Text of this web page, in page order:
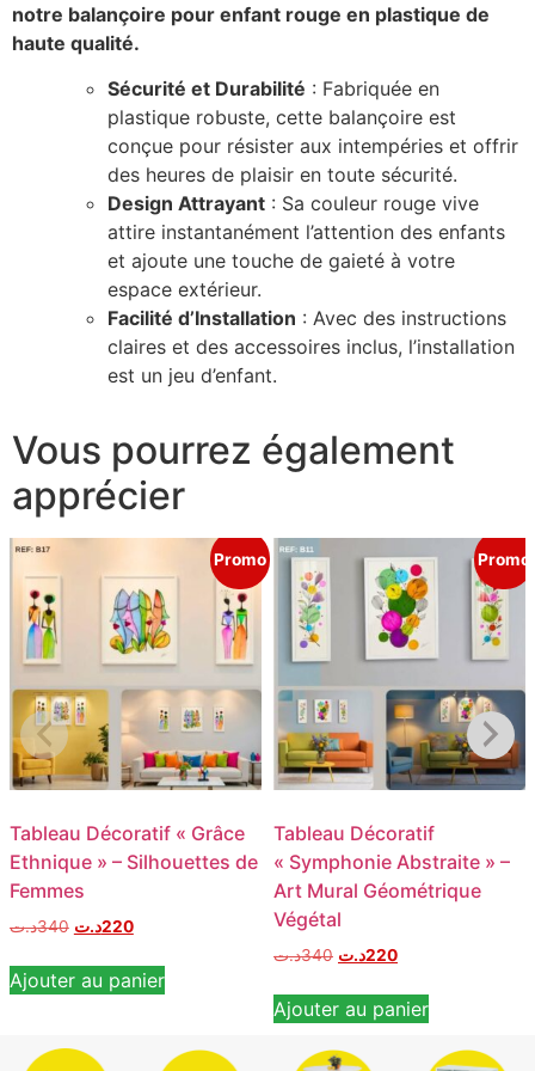
notre balançoire pour enfant rouge en plastique de
haute qualité.
Sécurité et Durabilité : Fabriquée en
plastique robuste, cette balançoire est
conçue pour résister aux intempéries et offrir
des heures de plaisir en toute sécurité.
Design Attrayant : Sa couleur rouge vive
attire instantanément l’attention des enfants
et ajoute une touche de gaieté à votre
espace extérieur.
Facilité d’Installation : Avec des instructions
claires et des accessoires inclus, l’installation
est un jeu d’enfant.
Vous pourrez également
apprécier
Promo
Tableau Décoratif « Grâce
Ethnique » – Silhouettes de
Femmes
340د.ت 220د.ت
Ajouter au panier
Promo
Tableau Décoratif
« Symphonie Abstraite » –
Art Mural Géométrique
Végétal
340د.ت 220د.ت
Ajouter au panier